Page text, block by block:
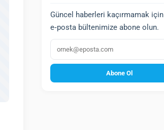
Güncel haberleri kaçırmamak için
e‑posta bültenimize abone olun.
E‑posta
Abone Ol